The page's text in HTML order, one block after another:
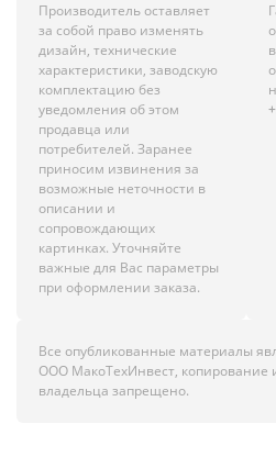
Производитель оставляет
за собой право изменять
дизайн, технические
характеристики, заводскую
комплектацию без
уведомления об этом
продавца или
потребителей. Заранее
приносим извинения за
возможные неточности в
описании и
сопровождающих
картинках. Уточняйте
важные для Вас параметры
при оформлении заказа.
Все опубликованные материалы
ООО МакоТехИнвест, копирование
владельца запрещено.